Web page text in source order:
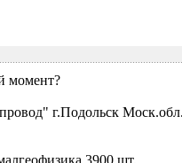
момент?
г.Подольск
3900 шт.